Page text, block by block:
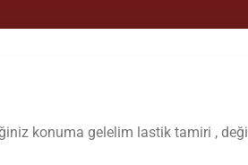
konuma gelelim lastik tamiri ,